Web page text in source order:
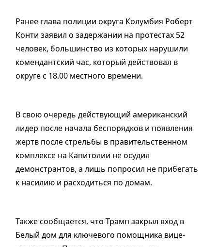
Ранее глава полиции округа Колумбия Роберт
Конти заявил о задержании на протестах 52
человек, большинство из которых нарушили
комендантский час, который действовал в
округе с 18.00 местного времени.
В свою очередь действующий американский
лидер после начала беспорядков и появления
жертв после стрельбы в правительственном
комплексе на Капитолии не осудил
демонстрантов, а лишь попросил не прибегать
к насилию и расходиться по домам.
Также сообщается, что Трамп закрыл вход в
Белый дом для ключевого помощника вице-